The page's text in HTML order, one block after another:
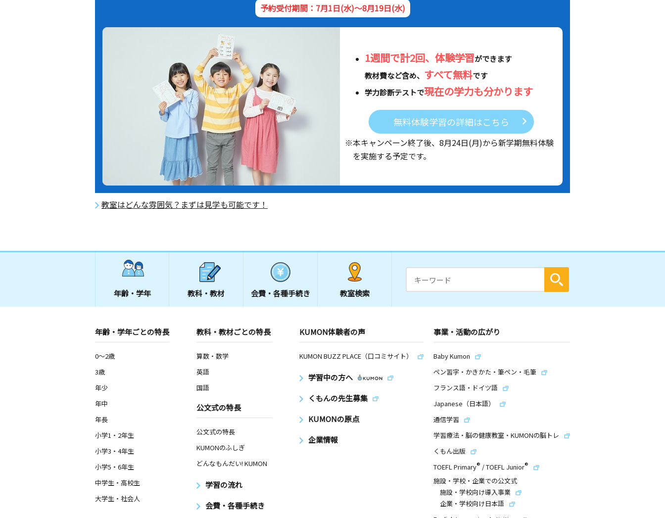
予約受付期間：7月1日(水)～8月19日(水)
1週間で計2回、体験学習ができます
教材費など含め、 すべて無料です
学力診断テストで現在の学力も分かります
無料体験学習の詳細はこちら
※本キャンペーン終了後、 8月24日(月)から新学期無料体験
を実施する予定です。
教室はどんな雰囲気？まずは見学も可能です！
年齢・学年 教科・教材 会費・ 各種手続き 教室検索
年齢・学年ごとの特長
0～2歳
3歳
年少
年中
年長
小学1・2年生
小学3・4年生
小学5・6年生
中学生・高校生
大学生・社会人
教科・教材ごとの特長
算数・数学
英語
国語
公文式の特長
公文式の特長
KUMONのふしぎ
どんなもんだい! KUMON
学習の流れ
会費・各種手続き
KUMON体験者の声
KUMON BUZZ PLACE（口コミサイト）
学習中の方へ
くもんの先生募集
KUMONの原点
企業情報
事業・活動の広がり
Baby Kumon
ペン習字・かきかた・筆ペン・毛筆
フランス語・ドイツ語
Japanese（日本語）
通信学習
学習療法・脳の健康教室・KUMONの脳トレ
くもん出版
TOEFL Primary® /TOEFL Junior®
施設・学校・企業での公文式
施設・学校向け導入事業
企業・学校向け日本語